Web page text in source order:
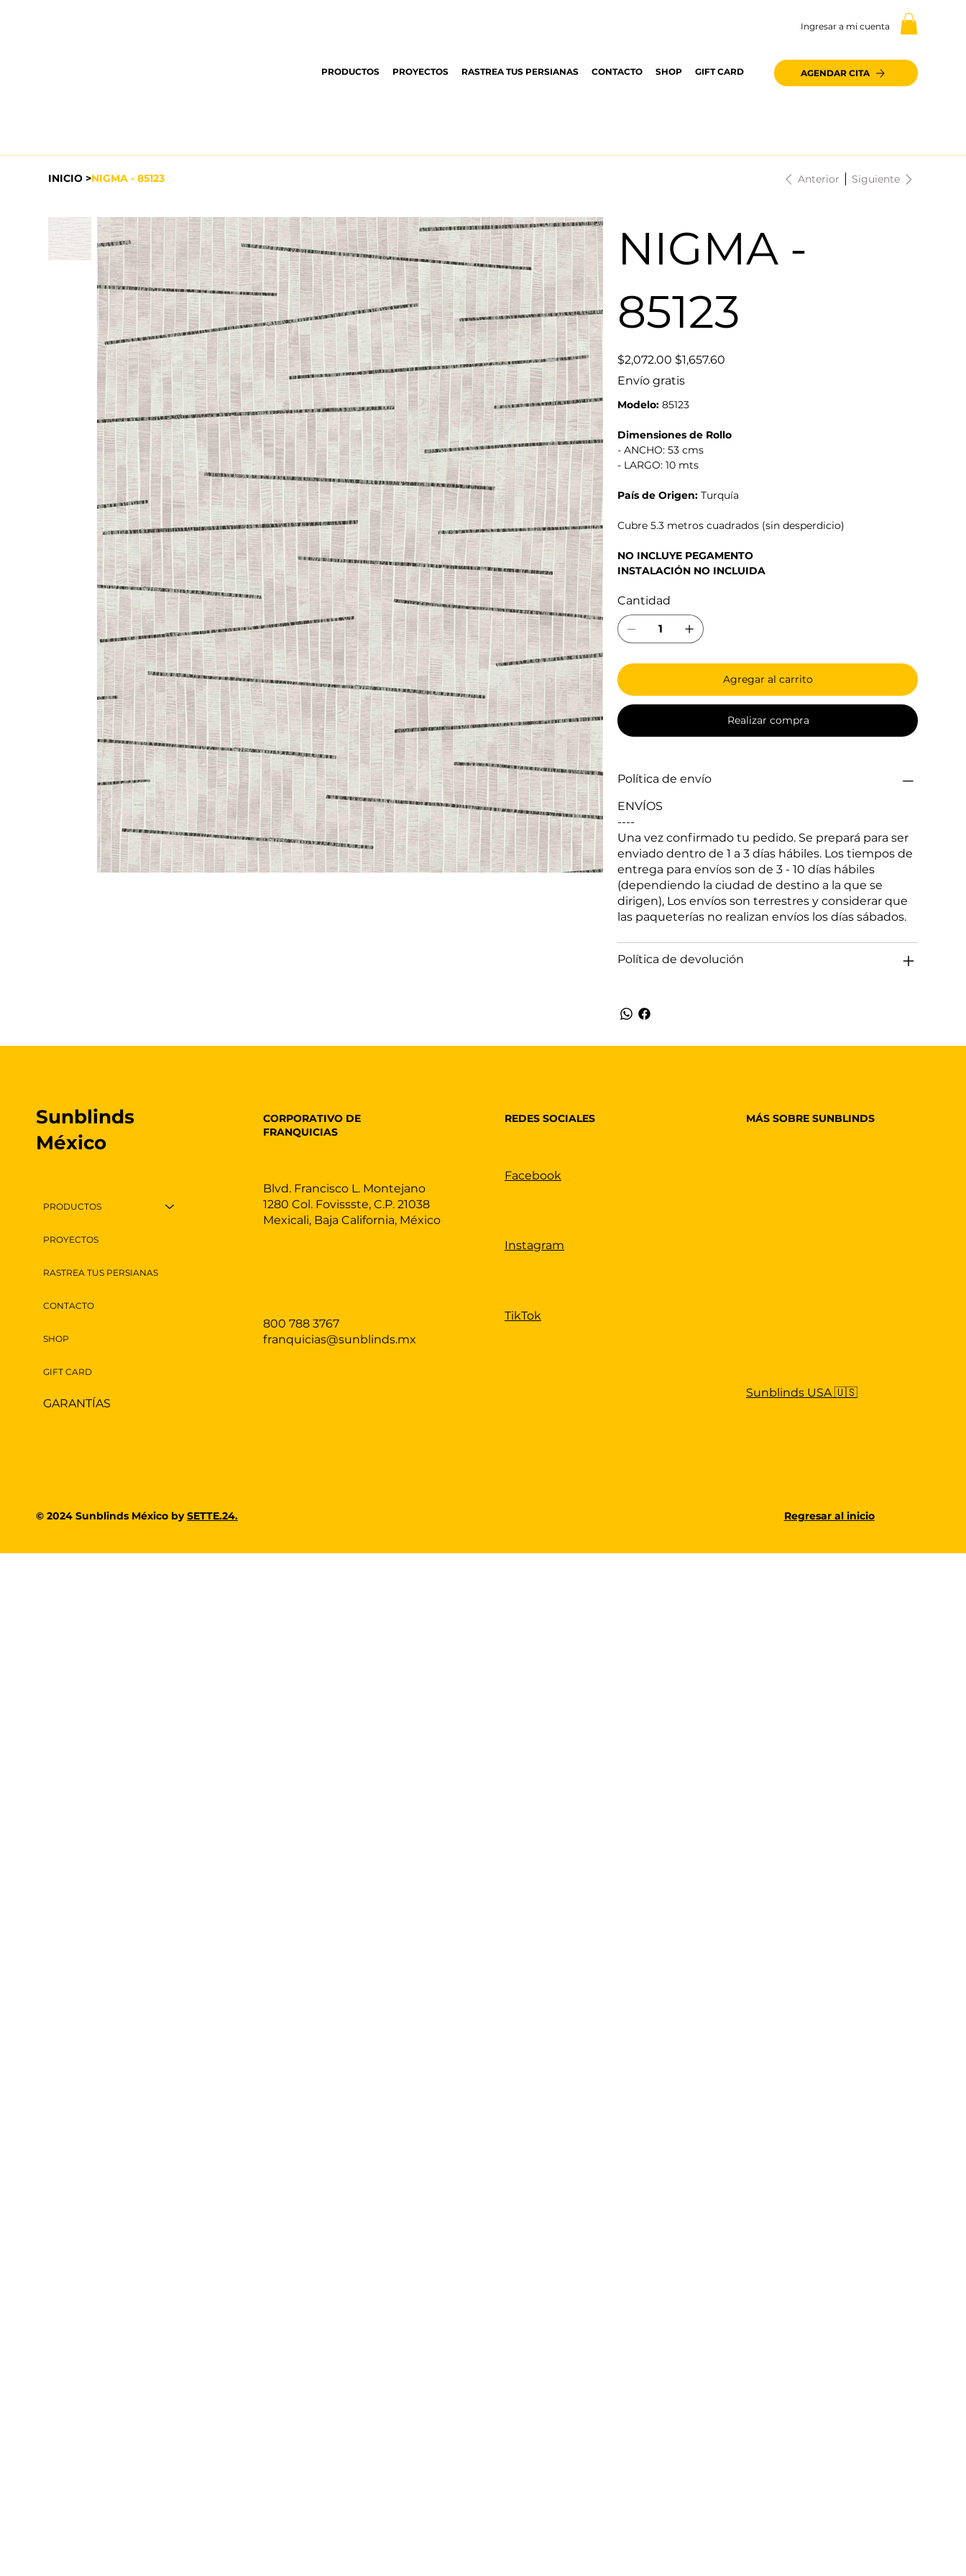
Ingresar a mi cuenta
PRODUCTOS PROYECTOS RASTREA TUS PERSIANAS CONTACTO SHOP GIFT CARD AGENDAR CITA
INICIO >NIGMA - 85123 Anterior Siguiente
NIGMA -
85123
Precio
original
$2,072.00 Precio
de
$1,657.60
Envío gratis
Modelo:85123
Dimensiones de Rollo
- ANCHO: 53 cms
- LARGO: 10 mts
País de Origen:Turquía
Cubre 5.3 metros cuadrados (sin desperdicio)
NO INCLUYE PEGAMENTO
INSTALACIÓN NO INCLUIDA
Cantidad
Agregar al carrito
Realizar compra
Política de envío
ENVÍOS
----
Una vez confirmado tu pedido. Se prepará para ser
enviado dentro de 1 a 3 días hábiles. Los tiempos de
entrega para envíos son de 3 - 10 días hábiles
(dependiendo la ciudad de destino a la que se
dirigen), Los envíos son terrestres y considerar que
las paqueterías no realizan envíos los días sábados.
Política de devolución
PRODUCTOS
PROYECTOS
RASTREA TUS PERSIANAS
CONTACTO
SHOP
GIFT CARD
Sunblinds
México
GARANTÍAS
800 788 3767
franquicias@sunblinds.mx
Blvd. Francisco L. Montejano
1280 Col. Fovissste, C.P. 21038
Mexicali, Baja California, México
CORPORATIVO DE
FRANQUICIAS
REDES SOCIALES
Facebook
Instagram
TikTok
MÁS SOBRE SUNBLINDS
Sunblinds USA 🇺🇸
© 2024 Sunblinds México bySETTE.24. Regresar al inicio